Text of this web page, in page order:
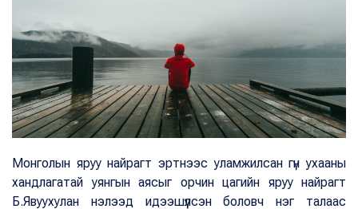
Монголын яруу найрагт эртнээс уламжилсан гүн ухааны
хандлагатай уянгын аясыг орчин цагийн яруу найрагт
Б.Явуухулан нэлээд идээшүүлсэн боловч нэг талаас